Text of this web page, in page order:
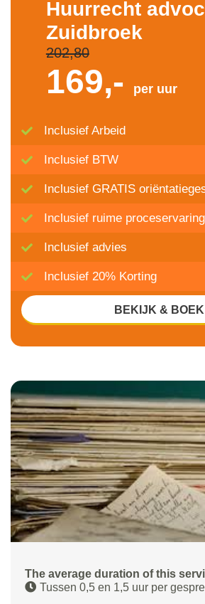
The average duration of this
Tussen 0,5 en 1,5 uur per
Huurrecht
Zuidbroek
202,80
169,- per uur
Inclusief Arbeid
Inclusief BTW
Inclusief GRATIS
Inclusief ruime proceservaring
Inclusief advies
Inclusief 20% Korting
BEKIJK & BOEK